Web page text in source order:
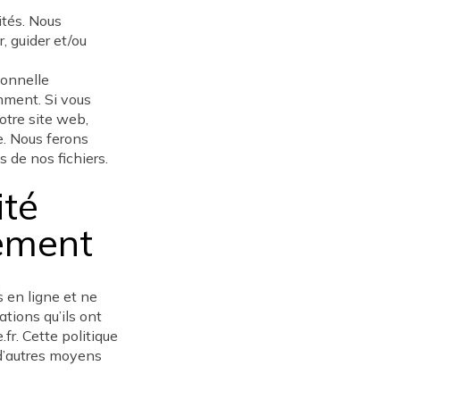
Nous
guider et/ou
Si vous
site web,
Nous ferons
de nos fichiers.
en ligne et ne
qu’ils ont
Cette politique
moyens